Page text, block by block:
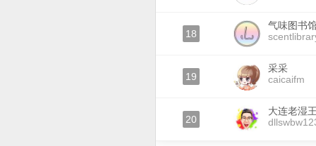
18
气味图书
19
采采
caicaifm
20
大连老湿